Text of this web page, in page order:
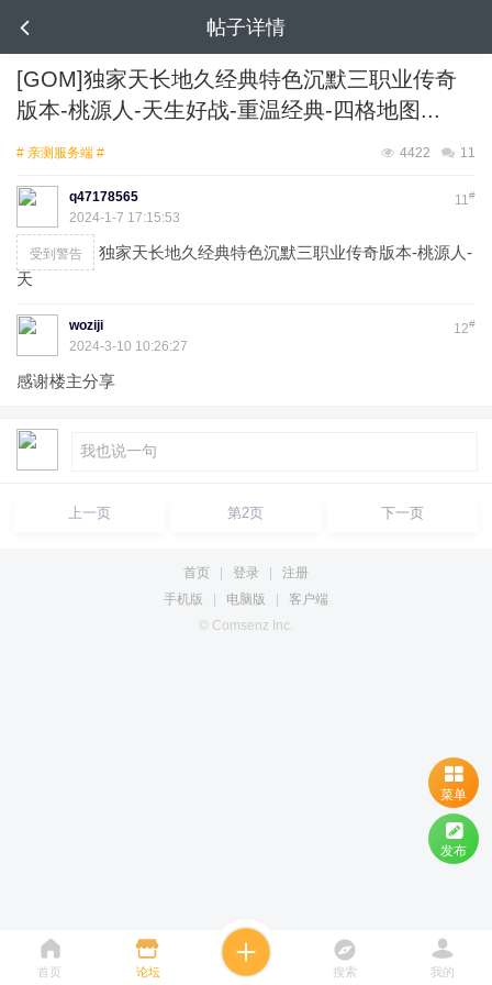
帖子详情
[GOM]独家天长地久经典特色沉默三职业传奇
版本-桃源人-天生好战-重温经典-四格地图...
# 亲测服务端 # 11
4422
11#
q47178565
2024-1-7 17:15:53
受到警告
独家天长地久经典特色沉默三职业传奇版本-桃源人-
天
12#
woziji
2024-3-10 10:26:27
感谢楼主分享
上一页 第2页 下一页
首页 登录
注册
手机版
电脑版
客户端
© Comsenz Inc.
首页 论坛 搜索 我的
菜单
发布